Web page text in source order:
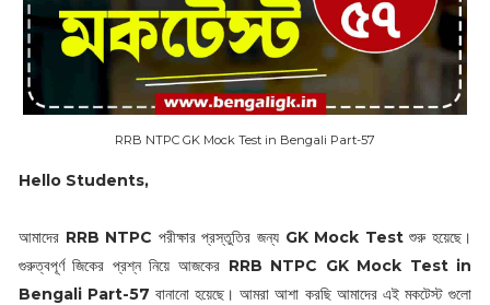
RRB NTPC GK Mock Test in Bengali Part-57
Hello Students,
আমাদের RRB NTPC পরীক্ষার প্রস্তুতির জন্য GK Mock Testশুরু হয়েছে।
গুরুত্বপূর্ণ জিকের প্রশ্ন নিয়ে আজকের RRB NTPC GK Mock Test in
Bengali Part-57 বানানো হয়েছে। আমরা আশা করছি আমাদের এই মকটেস্ট গুলো